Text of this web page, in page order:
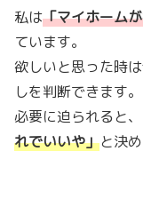
私は「マイホーム
ています。
欲しいと思った時
しを判断できます。
必要に迫られると
れでいいや」と決